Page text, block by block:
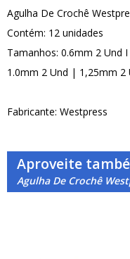
Agulha De Crochê
Contém: 12 unidades
Tamanhos: 0.6mm 2 Und
1.0mm 2 Und | 1,25mm
Fabricante: Westpress
Aproveite
Agulha De Crochê